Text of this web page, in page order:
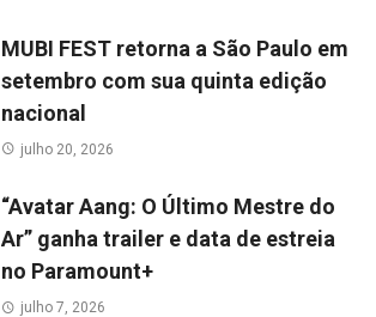
MUBI FEST retorna a São Paulo em
setembro com sua quinta edição
nacional
julho 20, 2026
“Avatar Aang: O Último Mestre do
Ar” ganha trailer e data de estreia
no Paramount+
julho 7, 2026